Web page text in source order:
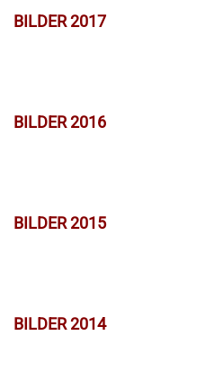
BILDER 2017
BILDER 2016
BILDER 2015
BILDER 2014